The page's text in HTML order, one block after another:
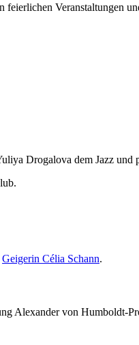
Veranstaltungen
Drogalova dem Jazz und
Geigerin Célia Schann.
Alexander von Humboldt-